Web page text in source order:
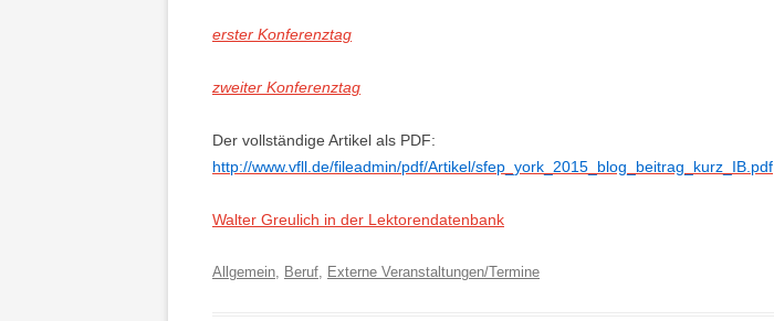
erster Konferenztag
zweiter Konferenztag
Der vollständige Artikel als PDF:
http://www.vfll.de/fileadmin/pdf/Artikel/sfep_york_2015_blog_beitrag_kurz_IB.pdf
Walter Greulich in der Lektorendatenbank
Allgemein, Beruf, Externe Veranstaltungen/Termine